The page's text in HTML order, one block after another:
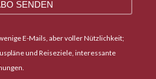
E-Mails, aber voller Nützlichkeit;
und Reiseziele, interessante